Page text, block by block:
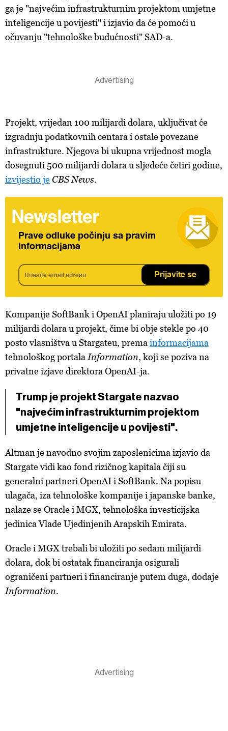
ga je "najvećim infrastrukturnim projektom umjetne
inteligencije u povijesti" i izjavio da će pomoći u
očuvanju "tehnološke budućnosti" SAD-a.
Projekt, vrijedan 100 milijardi dolara, uključivat će
izgradnju podatkovnih centara i ostale povezane
infrastrukture. Njegova bi ukupna vrijednost mogla
dosegnuti 500 milijardi dolara u sljedeće četiri godine,
izvijestio je CBS News.
Newsletter
Prave odluke počinju sa pravim
informacijama
Prijavite se
Kompanije SoftBank i OpenAI planiraju uložiti po 19
milijardi dolara u projekt, čime bi obje stekle po 40
posto vlasništva u Stargateu, prema informacijama
tehnološkog portala Information, koji se poziva na
privatne izjave direktora OpenAI-ja.
Trump je projekt Stargate nazvao
"najvećim infrastrukturnim projektom
umjetne inteligencije u povijesti".
Altman je navodno svojim zaposlenicima izjavio da
Stargate vidi kao fond rizičnog kapitala čiji su
generalni partneri OpenAI i SoftBank. Na popisu
ulagača, iza tehnološke kompanije i japanske banke,
nalaze se Oracle i MGX, tehnološka investicijska
jedinica Vlade Ujedinjenih Arapskih Emirata.
Oracle i MGX trebali bi uložiti po sedam milijardi
dolara, dok bi ostatak financiranja osigurali
ograničeni partneri i financiranje putem duga, dodaje
Information.